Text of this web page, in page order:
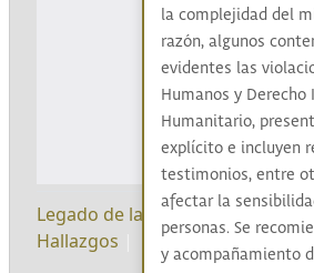
Legado de la Comisión|
Hallazgos
la complejidad del
razón, algunos
evidentes las
Humanos y
Humanitario,
explícito e incluyen
testimonios, entre
afectar la
personas. Se
y acompañamiento